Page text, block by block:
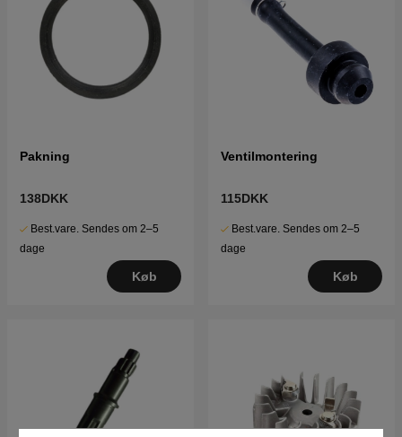
Pakning
138DKK
Best.vare. Sendes om 2–5
dage
Køb
Ventilmontering
115DKK
Best.vare. Sendes om 2–5
dage
Køb